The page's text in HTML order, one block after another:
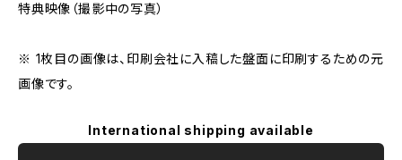
特典映像（撮影中の写真）
※ 1枚目の画像は、印刷会社に入稿した盤面に印刷するための元
画像です。
International shipping available